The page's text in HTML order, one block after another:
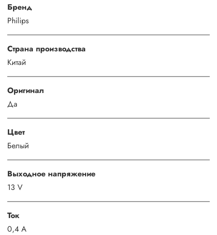
Бренд
Philips
Страна производства
Китай
Оригинал
Да
Цвет
Белый
Выходное напряжение
13 V
Ток
0,4 A